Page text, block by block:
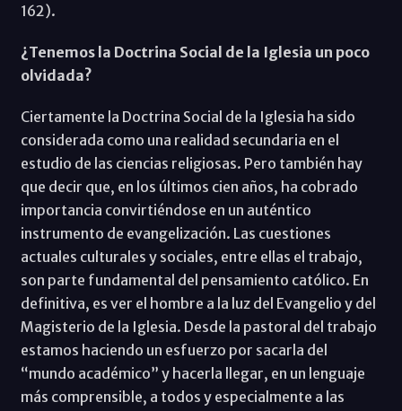
162).
¿Tenemos la Doctrina Social de la Iglesia un poco
olvidada?
Ciertamente la Doctrina Social de la Iglesia ha sido
considerada como una realidad secundaria en el
estudio de las ciencias religiosas. Pero también hay
que decir que, en los últimos cien años, ha cobrado
importancia convirtiéndose en un auténtico
instrumento de evangelización. Las cuestiones
actuales culturales y sociales, entre ellas el trabajo,
son parte fundamental del pensamiento católico. En
definitiva, es ver el hombre a la luz del Evangelio y del
Magisterio de la Iglesia. Desde la pastoral del trabajo
estamos haciendo un esfuerzo por sacarla del
“mundo académico” y hacerla llegar, en un lenguaje
más comprensible, a todos y especialmente a las